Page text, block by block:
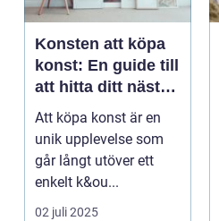
Konsten att köpa
konst: En guide till
att hitta ditt nästa
mästerverk
Att köpa konst är en
unik upplevelse som
går långt utöver ett
enkelt k&ou...
02 juli 2025